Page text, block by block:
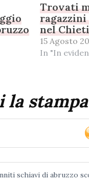
Trovati
nel
15 Agosto
In "In
la
schiavi di abruzzo